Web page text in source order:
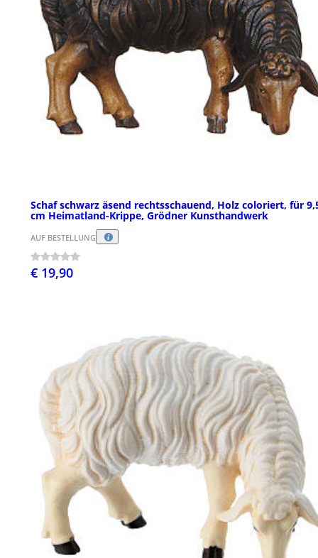
Schaf schwarz äsend rechtsschauend, Holz coloriert, für
cm Heimatland-Krippe, Grödner Kunsthandwerk
AUF BESTELLUNG
€ 19,90